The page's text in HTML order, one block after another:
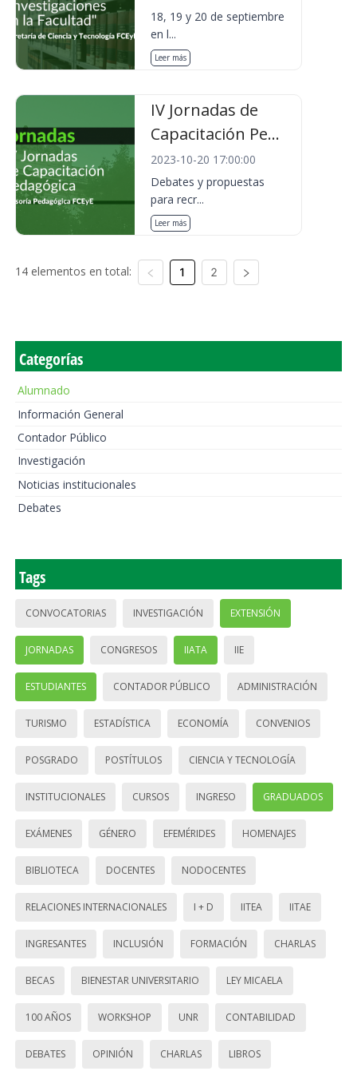
18, 19 y 20 de septiembre
en l...
Leer más
IV Jornadas de
Capacitación Pe...
2023-10-20 17:00:00
Debates y propuestas
para recr...
Leer más
14 elementos en total: 1 2
Categorías
Alumnado
Información General
Contador Público
Investigación
Noticias institucionales
Debates
Tags
CONVOCATORIAS INVESTIGACIÓN EXTENSIÓN
JORNADAS CONGRESOS IIATA IIE
ESTUDIANTES CONTADOR PÚBLICO ADMINISTRACIÓN
TURISMO ESTADÍSTICA ECONOMÍA CONVENIOS
POSGRADO POSTÍTULOS CIENCIA Y TECNOLOGÍA
INSTITUCIONALES CURSOS INGRESO GRADUADOS
EXÁMENES GÉNERO EFEMÉRIDES HOMENAJES
BIBLIOTECA DOCENTES NODOCENTES
RELACIONES INTERNACIONALES I + D IITEA IITAE
INGRESANTES INCLUSIÓN FORMACIÓN CHARLAS
BECAS BIENESTAR UNIVERSITARIO LEY MICAELA
100 AÑOS WORKSHOP UNR CONTABILIDAD
DEBATES OPINIÓN CHARLAS LIBROS